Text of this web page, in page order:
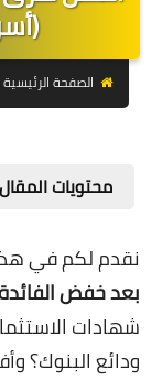
الصفحة الرئيسية
محتويات المقال
نقدم لكم في
بعد خفض
شهادات
ودائع البنوك؟